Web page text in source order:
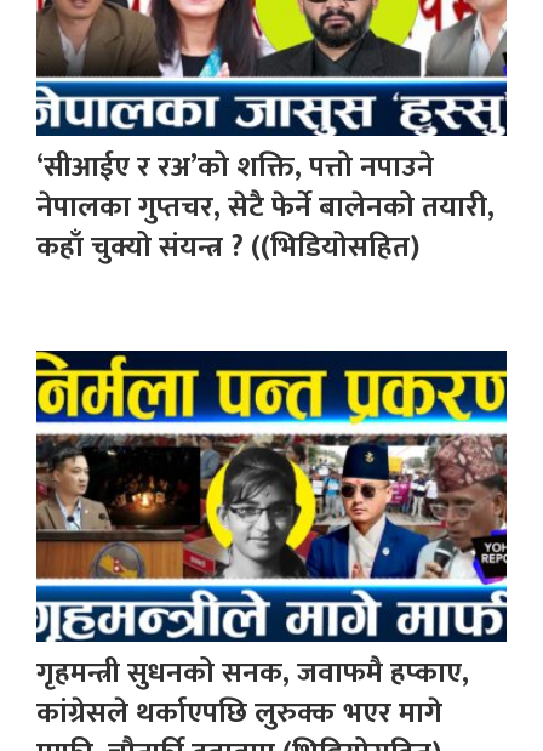
‘सीआईए र रअ’को शक्ति, पत्तो नपाउने
नेपालका गुप्तचर, सेटै फेर्ने बालेनको तयारी,
कहाँ चुक्यो संयन्त्र ? ((भिडियोसहित)
गृहमन्त्री सुधनको सनक, जवाफमै हप्काए,
कांग्रेसले थर्काएपछि लुरुक्क भएर मागे